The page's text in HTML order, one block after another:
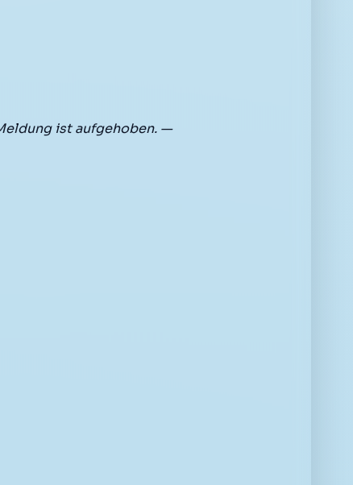
ist aufgehoben. —